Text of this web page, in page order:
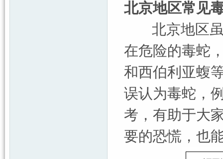
北京地区常见
北京地区虽
在危险的毒蛇
和西伯利亚蝮
误认为毒蛇，
考，有助于大
要的恐慌，也